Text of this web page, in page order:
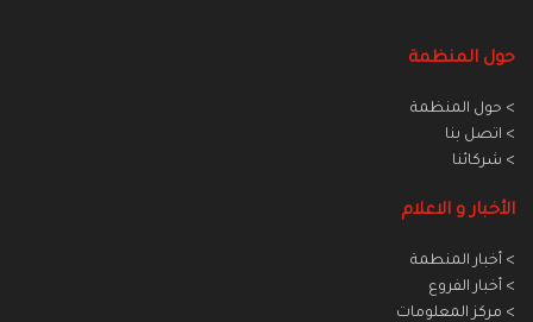
حول المنظمة
> حول المنظمة
> اتصل بنا
> شركائنا
الأخبار و الاعلام
> أخبار المنطمة
> أخبار الفروع
> مركز المعلومات